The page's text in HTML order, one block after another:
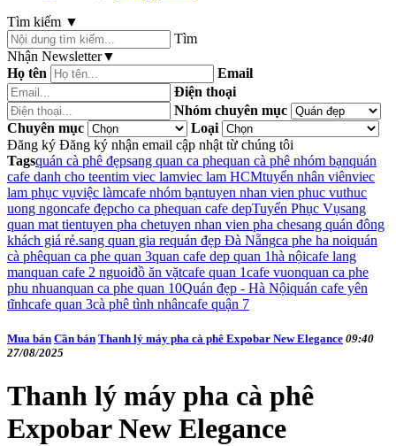
Tìm kiếm ▼
Tìm
Nhận Newsletter▼
Họ tên
Email
Điện thoại
Nhóm chuyên mục
Chuyên mục
Loại
Đăng ký Đăng ký nhận email cập nhật từ chúng tôi
Tagsquán cà phê đẹpsang quan ca phequan cà phê nhóm bạnquán
cafe danh cho teentim viec lamviec lam HCMtuyển nhân viênviec
lam phục vụviệc làmcafe nhóm bạntuyen nhan vien phuc vuthuc
uong ngoncafe đẹpcho ca phequan cafe depTuyển Phục Vụsang
quan mat tientuyen pha chetuyen nhan vien pha chesang quán đông
khách giá rẻ.sang quan gia requán đẹp Đà Nẵngca phe ha noiquán
cà phêquan ca phe quan 3quan cafe dep quan 1hà nộicafe lang
manquan cafe 2 nguoiđồ ăn vặtcafe quan 1cafe vuonquan ca phe
phu nhuanquan ca phe quan 10Quán đẹp - Hà Nộiquán cafe yên
tĩnhcafe quan 3cà phê tình nhâncafe quận 7
Mua bán Cần bán Thanh lý máy pha cà phê Expobar New Elegance 09:40
27/08/2025
Thanh lý máy pha cà phê
Expobar New Elegance